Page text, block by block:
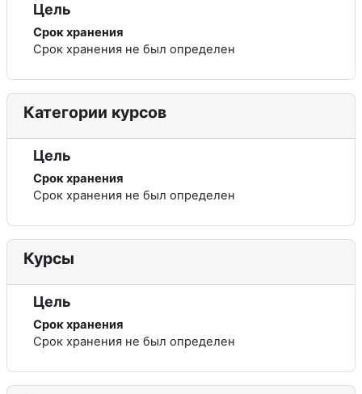
Цель
Срок хранения
Срок хранения не был определен
Категории курсов
Цель
Срок хранения
Срок хранения не был определен
Курсы
Цель
Срок хранения
Срок хранения не был определен